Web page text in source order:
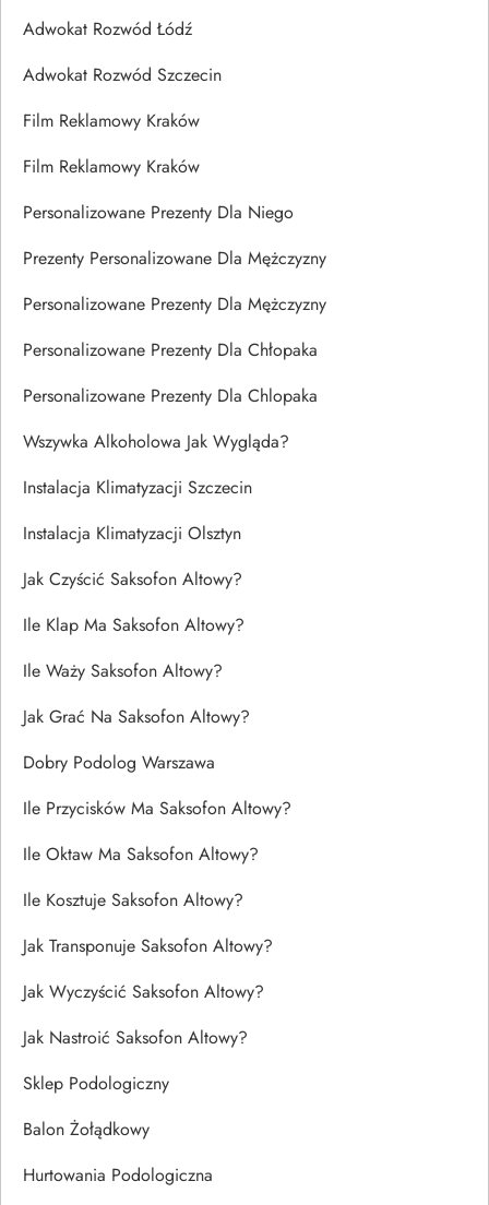
Adwokat Rozwód Łódź
Adwokat Rozwód Szczecin
Film Reklamowy Kraków
Film Reklamowy Kraków
Personalizowane Prezenty Dla Niego
Prezenty Personalizowane Dla Mężczyzny
Personalizowane Prezenty Dla Mężczyzny
Personalizowane Prezenty Dla Chłopaka
Personalizowane Prezenty Dla Chlopaka
Wszywka Alkoholowa Jak Wygląda?
Instalacja Klimatyzacji Szczecin
Instalacja Klimatyzacji Olsztyn
Jak Czyścić Saksofon Altowy?
Ile Klap Ma Saksofon Altowy?
Ile Waży Saksofon Altowy?
Jak Grać Na Saksofon Altowy?
Dobry Podolog Warszawa
Ile Przycisków Ma Saksofon Altowy?
Ile Oktaw Ma Saksofon Altowy?
Ile Kosztuje Saksofon Altowy?
Jak Transponuje Saksofon Altowy?
Jak Wyczyścić Saksofon Altowy?
Jak Nastroić Saksofon Altowy?
Sklep Podologiczny
Balon Żołądkowy
Hurtowania Podologiczna